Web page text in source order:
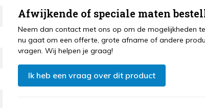
Afwijkende of speciale maten
Neem dan contact met ons op om de mogelijkheden
nu gaat om een offerte, grote afname of andere
vragen. Wij helpen je graag!
Ik heb een vraag over dit product